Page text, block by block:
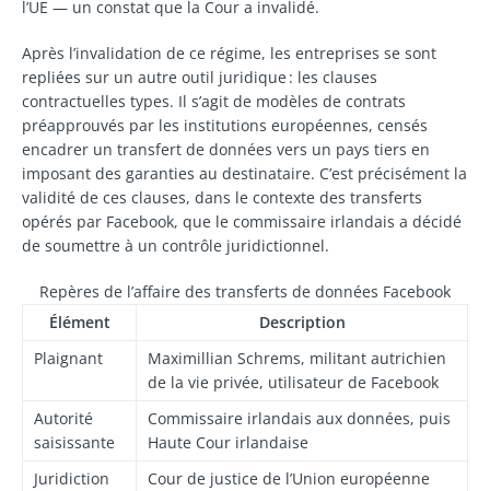
l’UE — un constat que la Cour a invalidé.
Après l’invalidation de ce régime, les entreprises se sont
repliées sur un autre outil juridique : les clauses
contractuelles types. Il s’agit de modèles de contrats
préapprouvés par les institutions européennes, censés
encadrer un transfert de données vers un pays tiers en
imposant des garanties au destinataire. C’est précisément la
validité de ces clauses, dans le contexte des transferts
opérés par Facebook, que le commissaire irlandais a décidé
de soumettre à un contrôle juridictionnel.
Repères de l’affaire des transferts de données Facebook
Élément
Description
Plaignant
Maximillian Schrems, militant autrichien
de la vie privée, utilisateur de Facebook
Autorité
saisissante
Commissaire irlandais aux données, puis
Haute Cour irlandaise
Juridiction
Cour de justice de l’Union européenne